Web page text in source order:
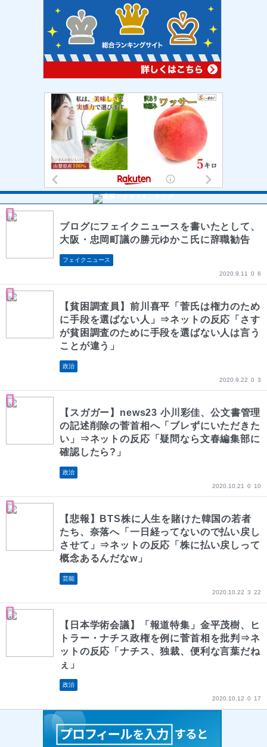
ブログにフェイクニュースを書いたとして、
大阪・忠岡町議の勝元ゆかこ氏に辞職勧告
フェイクニュース
2020.9.11 0 6
【貧困調査員】前川喜平「菅氏は権力のため
に手段を選ばない人」⇒ネットの反応「さす
が貧困調査のために手段を選ばない人は言う
ことが違う」
政治
2020.9.22 0 3
【スガガー】news23 小川彩佳、公文書管理
の記述削除の菅首相へ「ブレずにいただきた
い」⇒ネットの反応「疑問なら文春編集部に
確認したら?」
政治
2020.10.21 0 10
【悲報】BTS株に人生を賭けた韓国の若者
たち、奈落へ「一日経ってないので払い戻し
させて」⇒ネットの反応「株に払い戻しって
概念あるんだなw」
芸能
2020.10.22 3 22
【日本学術会議】「報道特集」金平茂樹、ヒ
トラー・ナチス政権を例に菅首相を批判⇒ネ
ットの反応「ナチス、独裁、便利な言葉だね
ぇ」
政治
2020.10.12 0 17